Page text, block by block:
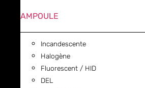
AMPOULE
Incandescente
Halogène
Fluorescent / HID
DEL